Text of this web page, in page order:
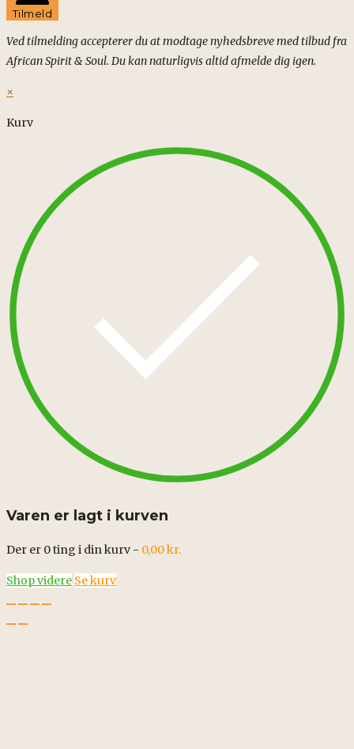
Tilmeld
Ved tilmelding accepterer du at modtage nyhedsbreve med tilbud fra
African Spirit & Soul. Du kan naturligvis altid afmelde dig igen.
×
Kurv
Varen er lagt i kurven
Der er 0ting i din kurv - 0,00kr.
Shop videre Se kurv